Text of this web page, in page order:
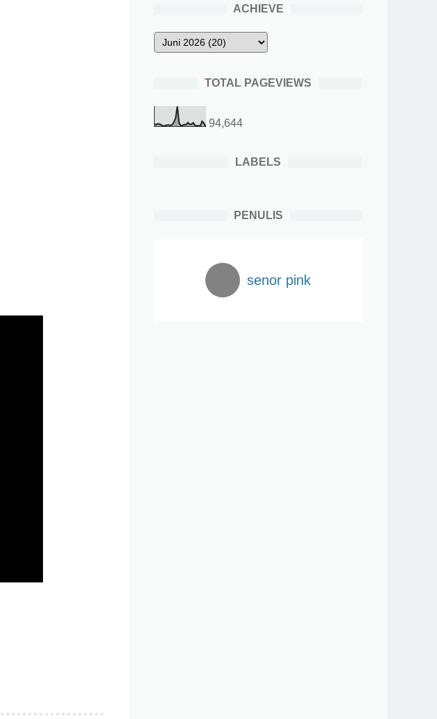
ACHIEVE
TOTAL PAGEVIEWS
94,644
LABELS
PENULIS
senor pink